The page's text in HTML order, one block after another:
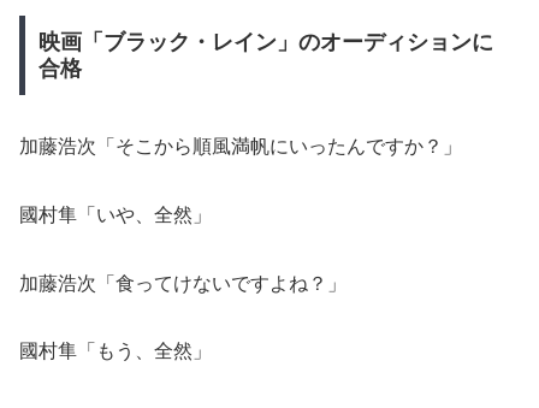
映画「ブラック・レイン」のオーディションに
合格
加藤浩次「そこから順風満帆にいったんですか？」
國村隼「いや、全然」
加藤浩次「食ってけないですよね？」
國村隼「もう、全然」